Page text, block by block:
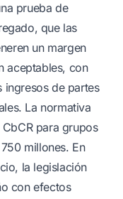
prueba de
que las
un margen
aceptables, con
ingresos de partes
La normativa
para grupos
millones. En
la legislación
con efectos